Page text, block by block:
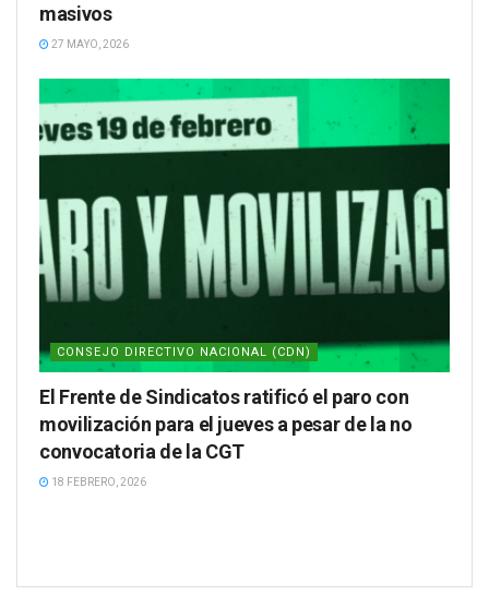
masivos
27 MAYO, 2026
CONSEJO DIRECTIVO NACIONAL (CDN)
El Frente de Sindicatos ratificó el paro con
movilización para el jueves a pesar de la no
convocatoria de la CGT
18 FEBRERO, 2026